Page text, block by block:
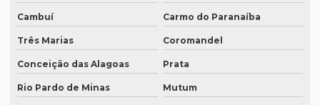
Cambuí Carmo do Paranaíba
Três Marias Coromandel
Conceição das Alagoas Prata
Rio Pardo de Minas Mutum